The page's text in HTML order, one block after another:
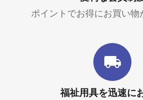
ポイントでお得にお買い物
福祉用具を迅速に